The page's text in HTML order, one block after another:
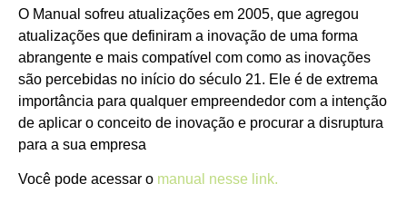
O Manual sofreu atualizações em 2005, que agregou
atualizações que definiram a inovação de uma forma
abrangente e mais compatível com como as inovações
são percebidas no início do século 21. Ele é de extrema
importância para qualquer empreendedor com a intenção
de aplicar o conceito de inovação e procurar a disruptura
para a sua empresa
Você pode acessar o manual nesse link.